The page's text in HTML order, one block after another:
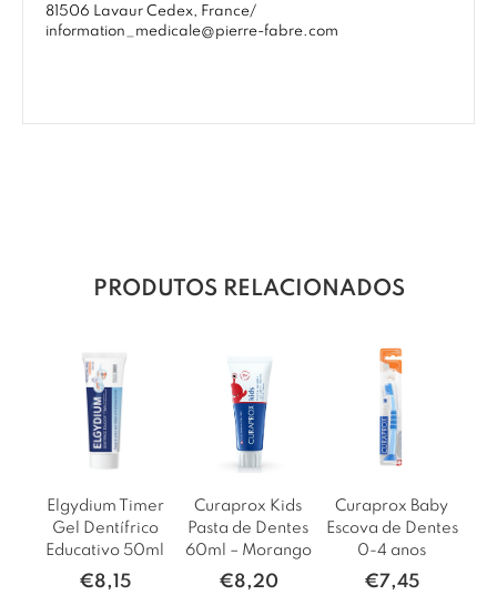
81506 Lavaur Cedex, France/
information_medicale@pierre-fabre.com
PRODUTOS RELACIONADOS
Elgydium Timer
Gel Dentífrico
Educativo 50ml
€8,15
Curaprox Kids
Pasta de Dentes
60ml – Morango
€8,20
Curaprox Baby
Escova de Dentes
0-4 anos
€7,45